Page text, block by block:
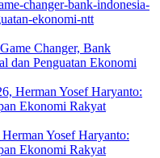
Changer, Bank
dan Penguatan Ekonomi
Yosef Haryanto:
Ekonomi Rakyat